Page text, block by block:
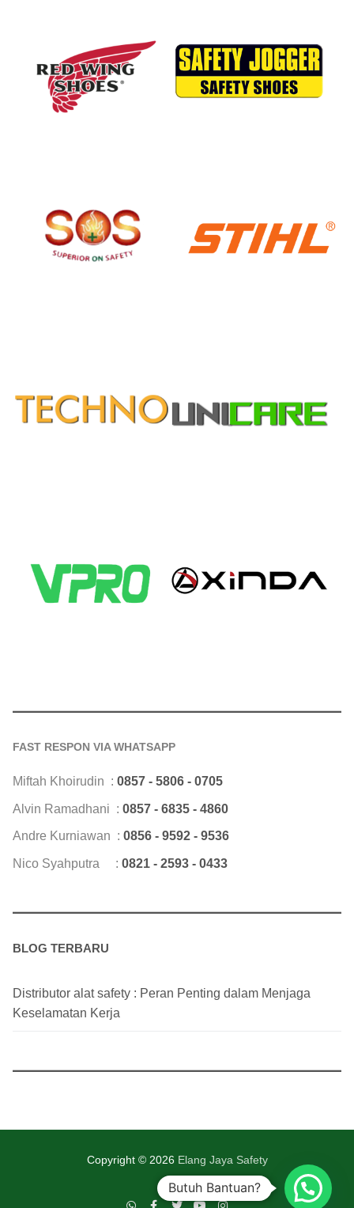
FAST RESPON VIA WHATSAPP
Miftah Khoirudin : 0857 - 5806 - 0705
Alvin Ramadhani : 0857 - 6835 - 4860
Andre Kurniawan : 0856 - 9592 - 9536
Nico Syahputra : 0821 - 2593 - 0433
BLOG TERBARU
Distributor alat safety : Peran Penting dalam Menjaga
Keselamatan Kerja
Copyright © 2026 Elang Jaya Safety
Butuh Bantuan?